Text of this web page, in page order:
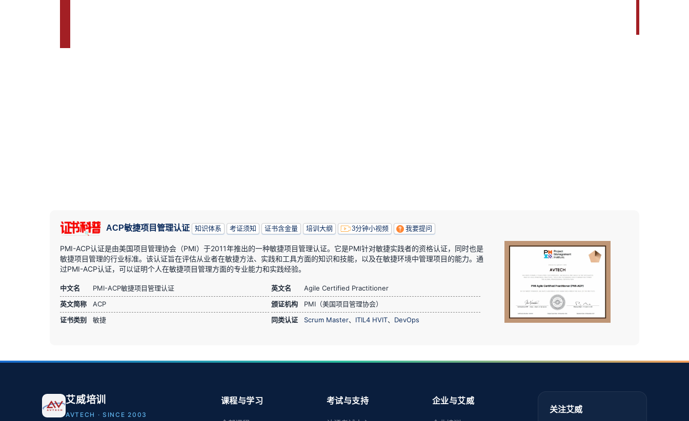
ACP敏捷项目管理认证 知识体系 考证须知 证书含金量 培训大纲 3分钟小视频 我要提问
PMI-ACP认证是由美国项目管理协会（PMI）于2011年推出的一种敏捷项目管理认证。它是PMI针对敏捷实践者的资格认证，同时也是
敏捷项目管理的行业标准。该认证旨在评估从业者在敏捷方法、实践和工具方面的知识和技能，以及在敏捷环境中管理项目的能力。通
过PMI-ACP认证，可以证明个人在敏捷项目管理方面的专业能力和实践经验。
中文名 PMI-ACP敏捷项目管理认证 英文名
Agile Certified Practitioner
英文简称
ACP 颁证机构
PMI（美国项目管理协会）
证书类别
敏捷 同类认证 Scrum Master、 ITIL4 HVIT、 DevOps
艾威培训
AVTECH · SINCE 2003
课程与学习 考试与支持 企业与艾威
关注艾威